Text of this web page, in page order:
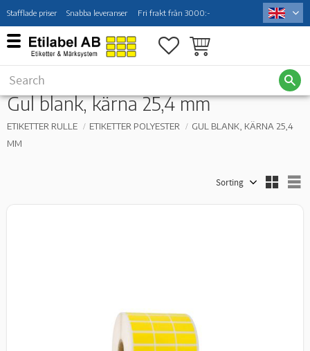
Menu
Stafflade priser Snabba leveranser Fri frakt från 3000:-
Favorites
Basket
Gul blank, kärna 25,4 mm
ETIKETTER RULLE ETIKETTER POLYESTER
GUL BLANK, KÄRNA 25,4
MM